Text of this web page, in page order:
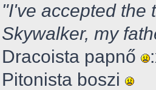
"I've accepted the
Skywalker, my
Dracoista papnő
Pitonista boszi